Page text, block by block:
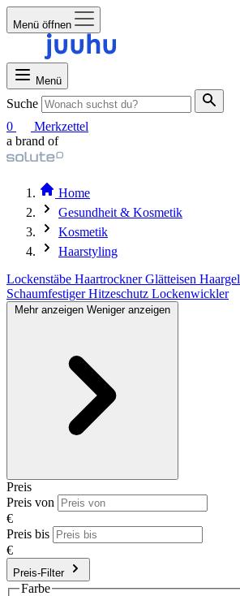
Menü öffnen
Menü
Suche
0
Merkzettel
a brand of
Home
Gesundheit & Kosmetik
Kosmetik
Haarstyling
Lockenstäbe HaartrocknerGlätteisen Haargel
SchaumfestigerHitzeschutz Lockenwickler
Mehr anzeigen Weniger anzeigen
Preis
Preis von
€
Preis bis
€
Preis-Filter
Farbe